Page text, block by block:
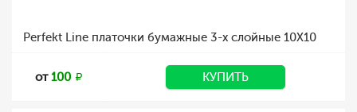
Perfekt Line платочки бумажные 3-х слойные 10Х10
от100 КУПИТЬ